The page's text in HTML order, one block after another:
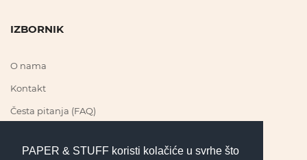
PAPER & STUFF koristi kolačiće u svrhe što
IZBORNIK
O nama
Kontakt
Česta pitanja (FAQ)
PRATI NAS